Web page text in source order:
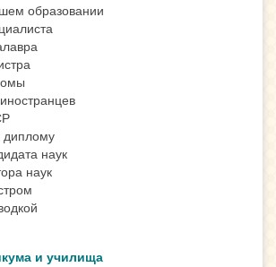
образовании
диплому
наук
наук
и училища